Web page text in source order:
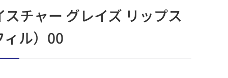
チャー グレイズ リップス
ィル）00